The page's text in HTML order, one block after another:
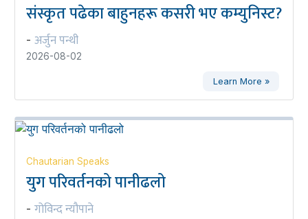
संस्कृत पढेका बाहुनहरू कसरी भए कम्युनिस्ट?
- अर्जुन पन्थी
2026-08-02
Learn More »
Chautarian Speaks
युग परिवर्तनको पानीढलो
- गोविन्द न्यौपाने